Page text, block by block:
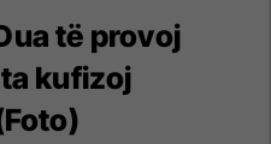
të provoj
kufizoj